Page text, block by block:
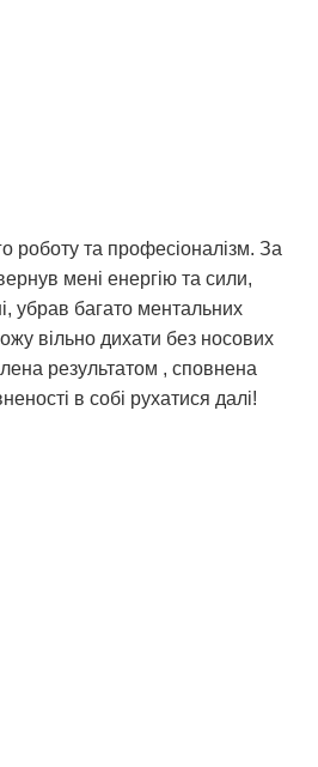
роботу та професіоналізм. За
мені енергію та сили,
убрав багато ментальних
вільно дихати без носових
результатом , сповнена
в собі рухатися далі!